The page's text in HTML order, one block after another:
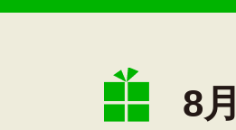
8